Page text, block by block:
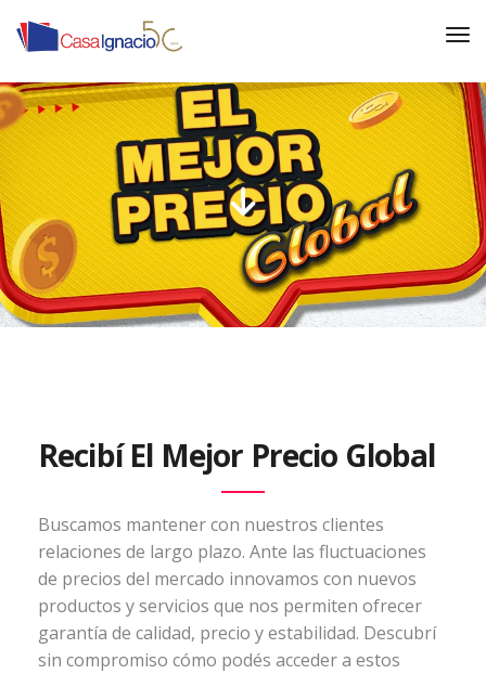
Recibí El Mejor Precio Global
Buscamos mantener con nuestros clientes
relaciones de largo plazo. Ante las fluctuaciones
de precios del mercado innovamos con nuevos
productos y servicios que nos permiten ofrecer
garantía de calidad, precio y estabilidad. Descubrí
sin compromiso cómo podés acceder a estos